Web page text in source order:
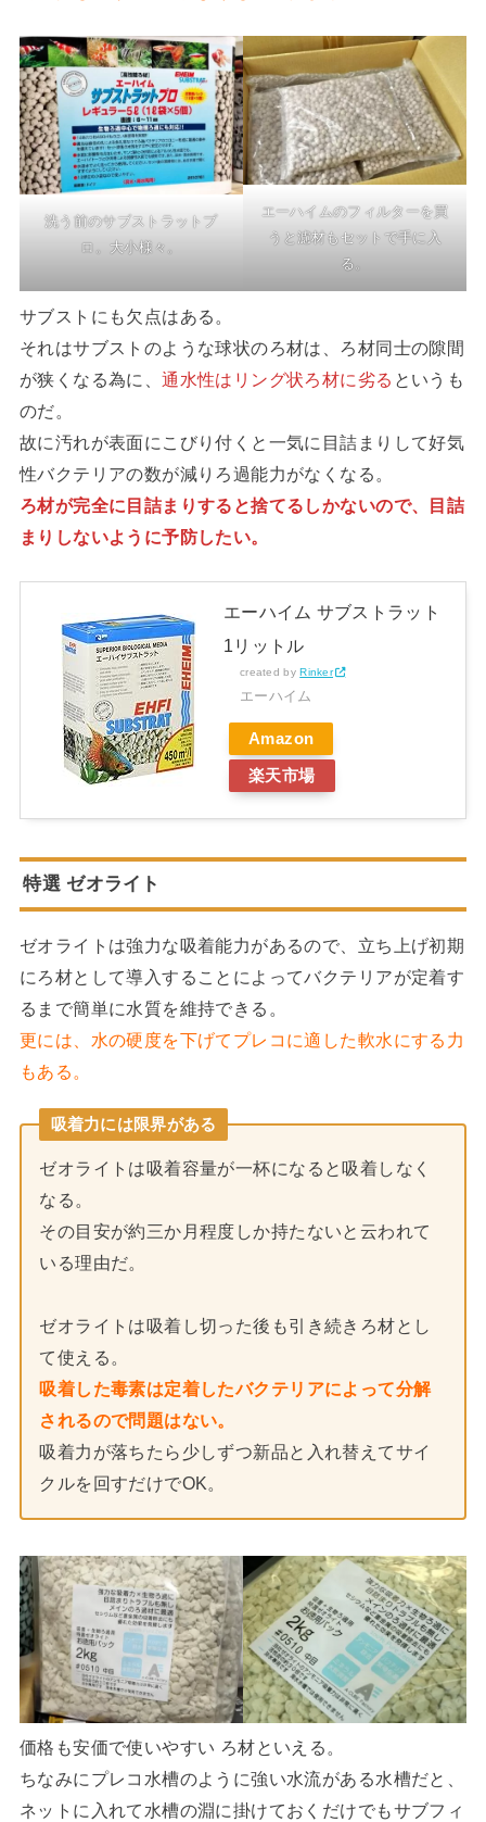
洗う前のサブストラットプ
ロ。大小様々。
エーハイムのフィルターを買
うと濾材もセットで手に入
る。
サブストにも欠点はある。
それはサブストのような球状のろ材は、ろ材同士の隙間
が狭くなる為に、通水性はリング状ろ材に劣る というも
のだ。
故に汚れが表面にこびり付くと一気に目詰まりして好気
性バクテリアの数が減りろ過能力がなくなる。
ろ材が完全に目詰まりすると捨てるしかないので、目詰
まりしないように予防したい。
エーハイム サブストラット
1リットル
created byRinker
エーハイム
Amazon
楽天市場
特選 ゼオライト
ゼオライトは強力な吸着能力があるので、立ち上げ初期
にろ材として導入することによってバクテリアが定着す
るまで簡単に水質を維持できる。
更には、水の硬度を下げてプレコに適した軟水にする力
もある。
吸着力には限界がある
ゼオライトは吸着容量が一杯になると吸着しなく
なる。
その目安が約三か月程度しか持たないと云われて
いる理由だ。
ゼオライトは吸着し切った後も引き続きろ材とし
て使える。
吸着した毒素は定着したバクテリアによって分解
されるので問題はない。
吸着力が落ちたら少しずつ新品と入れ替えてサイ
クルを回すだけでOK。
価格も安価で使いやすい ろ材といえる。
ちなみにプレコ水槽のように強い水流がある水槽だと、
ネットに入れて水槽の淵に掛けておくだけでもサブフィ